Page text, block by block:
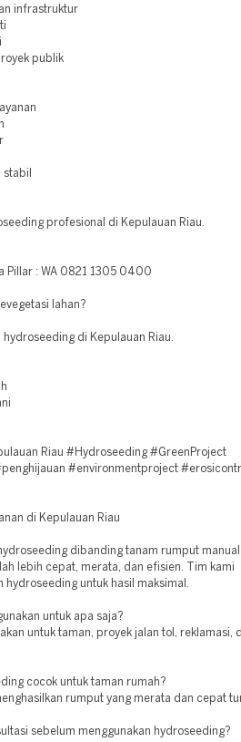
infrastruktur
publik
stabil
profesional di Kepulauan Riau.
Pillar : WA 0821 1305 0400
lahan?
hydroseeding di Kepulauan Riau.
Riau #Hydroseeding #GreenProject
#environmentproject
di Kepulauan Riau
dibanding tanam rumput
lebih cepat, merata, dan efisien. Tim kami
hydroseeding untuk hasil maksimal.
untuk apa saja?
untuk taman, proyek jalan tol, reklamasi,
cocok untuk taman rumah?
rumput yang merata dan cepat
sebelum menggunakan hydroseeding?